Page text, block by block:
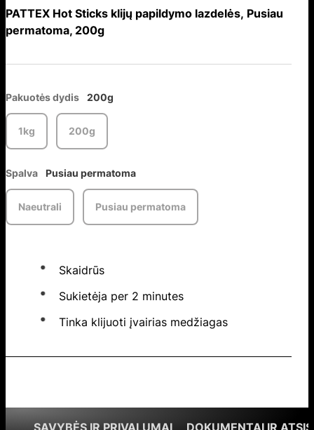
PATTEX Hot Sticks klijų papildymo lazdelės, Pusiau
permatoma, 200g
Pakuotės dydis 200g
1kg 200g
Spalva Pusiau permatoma
Naeutrali Pusiau permatoma
Skaidrūs
Sukietėja per 2 minutes
Tinka klijuoti įvairias medžiagas